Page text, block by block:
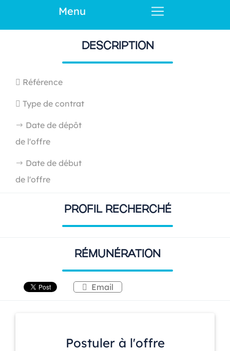
Menu
DESCRIPTION
Référence
Type de contrat
Date de dépôt
de l'offre
Date de début
de l'offre
PROFIL RECHERCHÉ
RÉMUNÉRATION
Email
Postuler à l'offre